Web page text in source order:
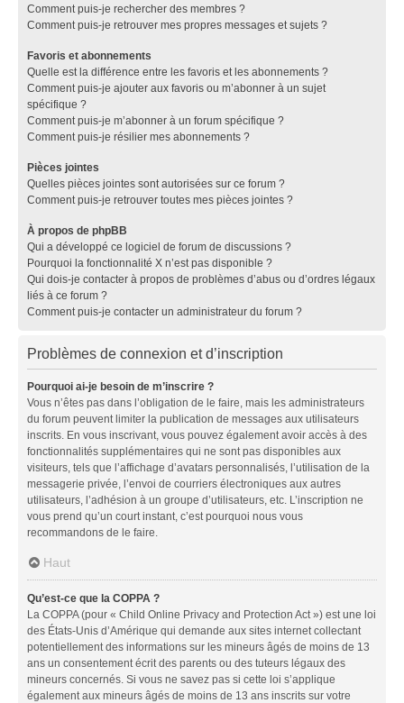
Comment puis-je rechercher des membres ?
Comment puis-je retrouver mes propres messages et sujets ?
Favoris et abonnements
Quelle est la différence entre les favoris et les abonnements ?
Comment puis-je ajouter aux favoris ou m’abonner à un sujet
spécifique ?
Comment puis-je m’abonner à un forum spécifique ?
Comment puis-je résilier mes abonnements ?
Pièces jointes
Quelles pièces jointes sont autorisées sur ce forum ?
Comment puis-je retrouver toutes mes pièces jointes ?
À propos de phpBB
Qui a développé ce logiciel de forum de discussions ?
Pourquoi la fonctionnalité X n’est pas disponible ?
Qui dois-je contacter à propos de problèmes d’abus ou d’ordres légaux
liés à ce forum ?
Comment puis-je contacter un administrateur du forum ?
Problèmes de connexion et d’inscription
Pourquoi ai-je besoin de m’inscrire ?
Vous n’êtes pas dans l’obligation de le faire, mais les administrateurs
du forum peuvent limiter la publication de messages aux utilisateurs
inscrits. En vous inscrivant, vous pouvez également avoir accès à des
fonctionnalités supplémentaires qui ne sont pas disponibles aux
visiteurs, tels que l’affichage d’avatars personnalisés, l’utilisation de la
messagerie privée, l’envoi de courriers électroniques aux autres
utilisateurs, l’adhésion à un groupe d’utilisateurs, etc. L’inscription ne
vous prend qu’un court instant, c’est pourquoi nous vous
recommandons de le faire.
Haut
Qu’est-ce que la COPPA ?
La COPPA (pour « Child Online Privacy and Protection Act ») est une loi
des États-Unis d’Amérique qui demande aux sites internet collectant
potentiellement des informations sur les mineurs âgés de moins de 13
ans un consentement écrit des parents ou des tuteurs légaux des
mineurs concernés. Si vous ne savez pas si cette loi s’applique
également aux mineurs âgés de moins de 13 ans inscrits sur votre